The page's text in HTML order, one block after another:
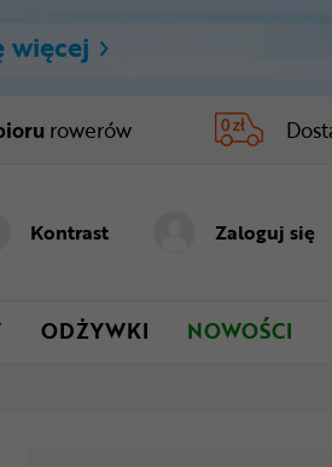
więcej
rowerów
Kontrast Zaloguj się
ODŻYWKI NOWOŚCI